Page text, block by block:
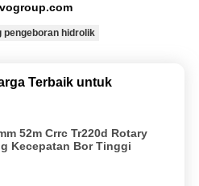
pengeboran hidrolik
Terbaik untuk
52m Crrc Tr220d Rotary
Kecepatan Bor Tinggi